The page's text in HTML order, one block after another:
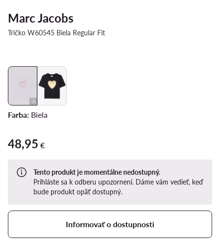
Marc Jacobs
Tričko W60545 Biela Regular Fit
Farba: Biela
48,95 €
48,95 €
Tento produkt je momentálne nedostupný.
Prihláste sa k odberu upozornení. Dáme vám vedieť, keď
bude produkt opäť dostupný.
Informovať o dostupnosti